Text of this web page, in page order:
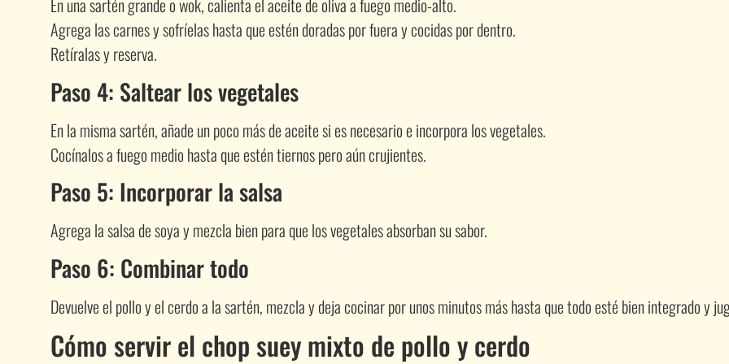
En una sartén grande o wok, calienta el aceite de oliva a fuego medio-alto.
Agrega las carnes y sofríelas hasta que estén doradas por fuera y cocidas por dentro.
Retíralas y reserva.
Paso 4: Saltear los vegetales
En la misma sartén, añade un poco más de aceite si es necesario e incorpora los vegetales.
Cocínalos a fuego medio hasta que estén tiernos pero aún crujientes.
Paso 5: Incorporar la salsa
Agrega la salsa de soya y mezcla bien para que los vegetales absorban su sabor.
Paso 6: Combinar todo
Devuelve el pollo y el cerdo a la sartén, mezcla y deja cocinar por unos minutos más hasta que todo esté bien integrado y
Cómo servir el chop suey mixto de pollo y cerdo